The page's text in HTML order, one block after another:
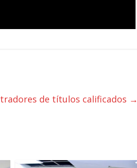
de títulos calificados →